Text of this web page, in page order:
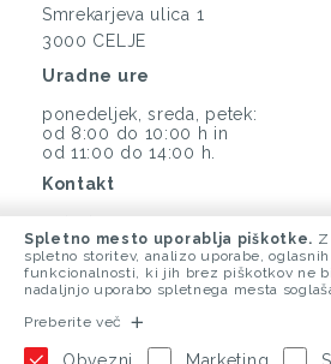
Smrekarjeva ulica 1
3000 CELJE
Uradne ure
ponedeljek, sreda, petek:
od 8:00 do 10:00 h in
od 11:00 do 14:00 h.
Kontakt
info@energetika-ce.si
Spletno mesto uporablja piškotke.
spletno storitev, analizo uporabe,
funkcionalnosti, ki jih brez piškotkov ne
nadaljnjo uporabo spletnega mesta
Preberite več